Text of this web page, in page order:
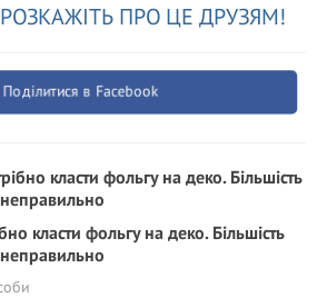
ПРО ЦЕ ДРУЗЯМ!
Поділитися в Facebook
класти фольгу на деко. Більшість